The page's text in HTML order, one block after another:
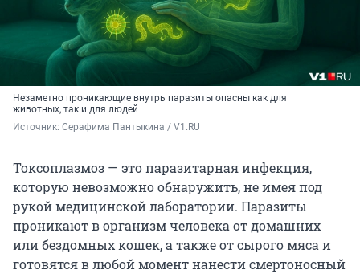
Незаметно проникающие внутрь паразиты опасны как для
животных, так и для людей
Источник: Серафима Пантыкина / V1.RU
Токсоплазмоз — это паразитарная инфекция,
которую невозможно обнаружить, не имея под
рукой медицинской лаборатории. Паразиты
проникают в организм человека от домашних
или бездомных кошек, а также от сырого мяса и
готовятся в любой момент нанести смертоносный